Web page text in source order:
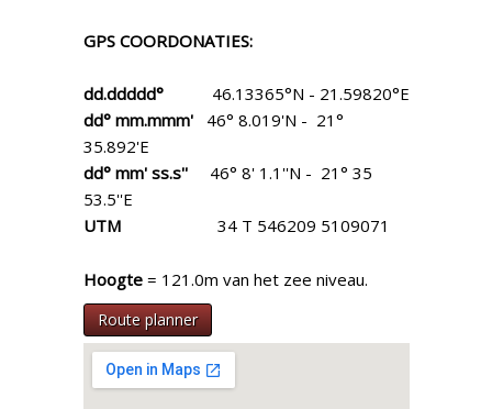
GPS COORDONATIES:
dd.ddddd°
46.13365°N - 21.59820°E
dd° mm.mmm' 46° 8.019'N - 21°
35.892'E
dd° mm' ss.s'' 46° 8' 1.1''N - 21° 35
53.5''E
UTM 34 T 546209 5109071
Hoogte = 121.0m van het zee niveau.
Route planner